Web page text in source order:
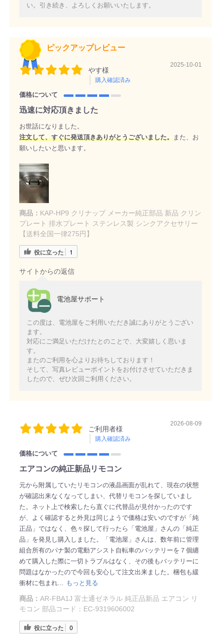
い。引き続き、よろしくお願いいたします。
ピックアップレビュー
やす様
購入確認済み
2025-10-01
価格について
迅速に対応頂きました
お世話になりました。
注文して、すぐに発送頂きありがとうございました。また、お
願いしたいと思います。
商品： KAP-HP9 クリナップ メーカー純正部品 新品 クリン
プレート 排水プレート ステンレス製 シンクアクセサリー
【送料全国一律275円】
役に立った 1
サイトからの返信
電池屋サポート
この度は、電池屋をご利用いただき誠にありがとうござい
ます。
対応にご満足いただけたとのことで、大変嬉しく思いま
す。
またのご利用を心よりお待ちしております！
そして、写真レビューポイントをお付けさせていただきま
したので、ぜひ次回ご利用ください。
ご利用者様
購入確認済み
2026-08-09
価格について
エアコンの純正新品リモコン
元から附属していたリモコンの液晶画面が乱れて、現在の状態
が確認出来なくなってしまい、代替リモコンを探していまし
た。ネット上で検索したら直ぐに代替品が見付かったのです
が、よく確認すると外見は同じようで価格は安いのですが「純
正品」ではなく、色々探して行ったら「電池屋」さんの「純正
品」を発見し購入しました。「電池屋」さんは、数年前に管理
組合所有のパナ製の電動アシスト自転車のバッテリーを７個纏
めて購入した際に一切トラブルはなく、その後もバッテリーに
問題はなかったので今回も安心して注文出来ました。梱包も緩
衝材に包まれ... もっと見る
商品： AR-FBA1J 富士通ゼネラル 純正品新品 エアコン リ
モコン 部品コード：EC-9319606002
役に立った 0